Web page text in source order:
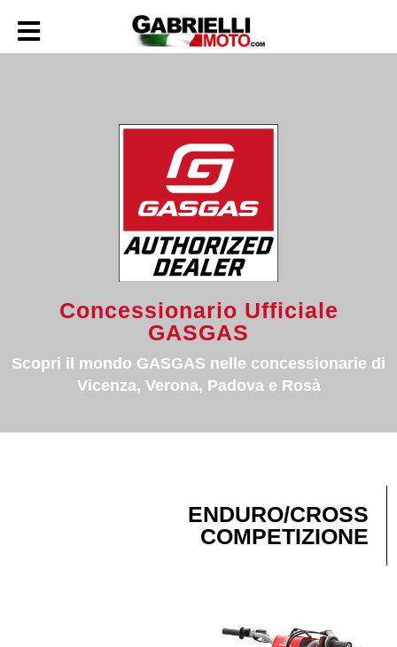
Concessionario Ufficiale
GASGAS
Scopri il mondo GASGAS nelle concessionarie di
Vicenza, Verona, Padova e Rosà
ENDURO/CROSS
COMPETIZIONE